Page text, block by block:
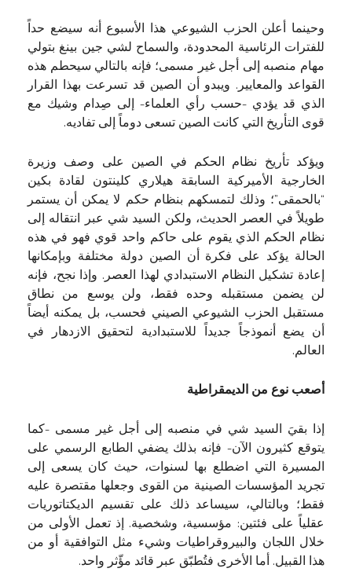
وحينما أعلن الحزب الشيوعي هذا الأسبوع أنه سيضع حداً
للفترات الرئاسية المحدودة، والسماح لشي جين بينغ بتولي
مهام منصبه إلى أجل غير مسمى؛ فإنه بالتالي سيحطم هذه
القواعد والمعايير. ويبدو أن الصين قد تسرعت بهذا القرار
الذي قد يؤدي -حسب رأي العلماء- إلى صِدام وشيك مع
قوى التأريخ التي كانت الصين تسعى دوماً إلى تفاديه.
ويؤكد تأريخ نظام الحكم في الصين على وصف وزيرة
الخارجية الأميركية السابقة هيلاري كلينتون لقادة بكين
“بالحمقى”؛ وذلك لتمسكهم بنظام حكم لا يمكن أن يستمر
طويلاً في العصر الحديث، ولكن السيد شي عبر انتقاله إلى
نظام الحكم الذي يقوم على حاكم واحد قوي فهو في هذه
الحالة يؤكد على فكرة أن الصين دولة مختلفة وبإمكانها
إعادة تشكيل النظام الاستبدادي لهذا العصر. وإذا نجح، فإنه
لن يضمن مستقبله وحده فقط، ولن يوسع من نطاق
مستقبل الحزب الشيوعي الصيني فحسب، بل يمكنه أيضاً
أن يضع أنموذجاً جديداً للاستبدادية لتحقيق الازدهار في
العالم.
أصعب نوع من الديمقراطية
إذا بقيَ السيد شي في منصبه إلى أجل غير مسمى -كما
يتوقع كثيرون الآن- فإنه بذلك يضفي الطابع الرسمي على
المسيرة التي اضطلع بها لسنوات، حيث كان يسعى إلى
تجريد المؤسسات الصينية من القوى وجعلها مقتصرة عليه
فقط؛ وبالتالي، سيساعد ذلك على تقسيم الديكتاتوريات
عقلياً على فئتين: مؤسسية، وشخصية. إذ تعمل الأولى من
خلال اللجان والبيروقراطيات وشيء مثل التوافقية أو من
هذا القبيل. أما الأخرى فتُطبّق عبر قائد مؤّثر واحد.